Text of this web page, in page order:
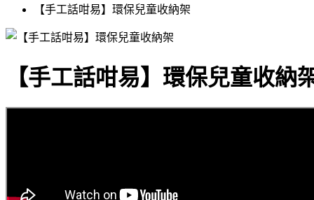
【手工話咁易】環保兒童收納架
【手工話咁易】環保兒童收納